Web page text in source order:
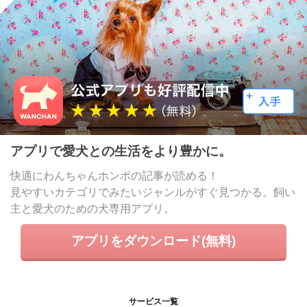
アプリで愛犬との生活をより豊かに。
快適にわんちゃんホンポの記事が読める！
見やすいカテゴリでみたいジャンルがすぐ見つかる。飼い
主と愛犬のための犬専用アプリ。
アプリをダウンロード(無料)
サービス一覧